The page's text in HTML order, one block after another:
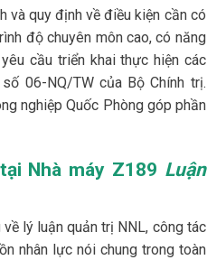
và quy định về điều kiện cần có
độ chuyên môn cao, có năng
cầu triển khai thực hiện các
06-NQ/TW của Bộ Chính trị.
nghiệp Quốc Phòng góp phần
Nhà máy Z189 Luận
lý luận quản trị NNL, công tác
nhân lực nói chung trong toàn